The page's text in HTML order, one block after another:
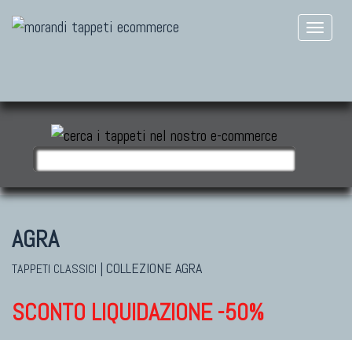
AGRA
TAPPETI CLASSICI | COLLEZIONE AGRA
SCONTO LIQUIDAZIONE -50%